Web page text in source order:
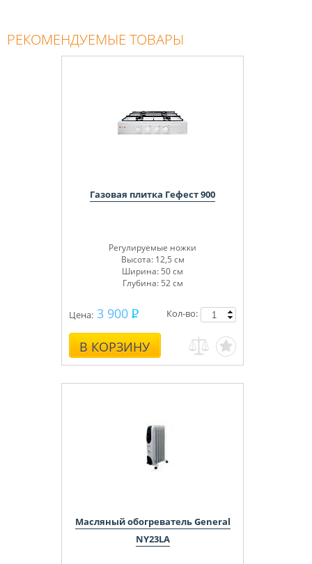
РЕКОМЕНДУЕМЫЕ ТОВАРЫ
Газовая плитка Гефест 900
Регулируемые ножки
Высота: 12,5 см
Ширина: 50 см
Глубина: 52 см
Цена: 3 900
В КОРЗИНУ
Кол-во:
Масляный обогреватель General
NY23LA